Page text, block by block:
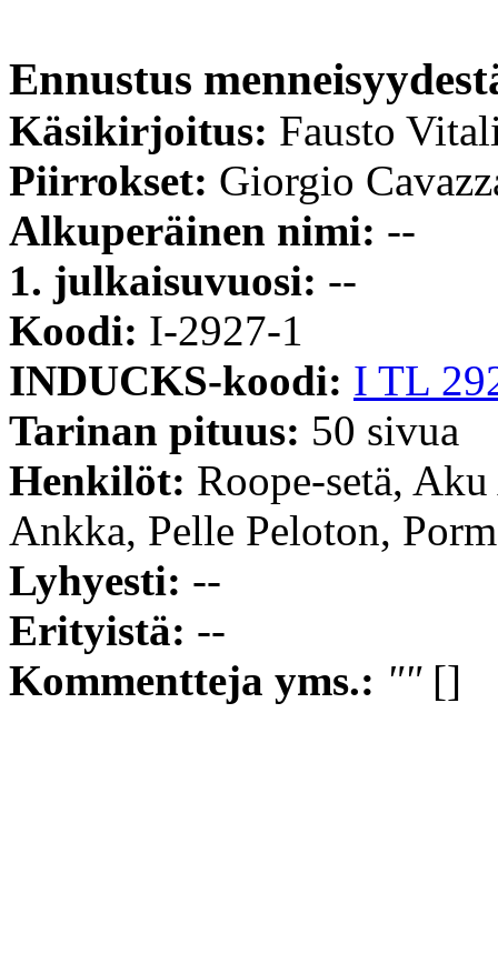
Ennustus
Käsikirjoitus: Fausto
Piirrokset: Giorgio
Alkuperäinen nimi: --
1. julkaisuvuosi: --
Koodi: I-2927-1
INDUCKS-koodi: I TL
Tarinan pituus: 50 sivua
Henkilöt: Roope-setä,
Ankka, Pelle Peloton,
Lyhyesti: --
Erityistä: --
Kommentteja yms.: ""[]